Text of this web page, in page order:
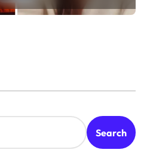
Search